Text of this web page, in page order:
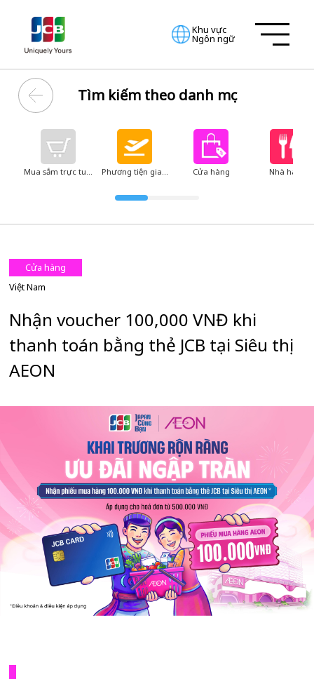
Khu vực
Ngôn ngữ
Tìm kiếm theo danh mục
Mua sắm trực tuyến Phương tiện giao thông Cửa hàng Nhà hàng
Cửa hàng
Việt Nam
Nhận voucher 100,000 VNĐ khi
thanh toán bằng thẻ JCB tại Siêu thị
AEON